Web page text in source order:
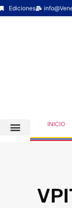
Ediciones
INICIO